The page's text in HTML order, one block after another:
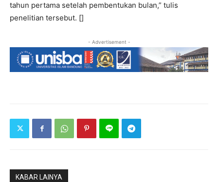
tahun pertama setelah pembentukan bulan,” tulis
penelitian tersebut. []
- Advertisement -
KABAR LAINYA